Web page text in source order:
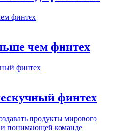
чем финтех
финтех